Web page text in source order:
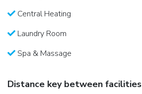
Central Heating
Laundry Room
Spa & Massage
Distance key between facilities